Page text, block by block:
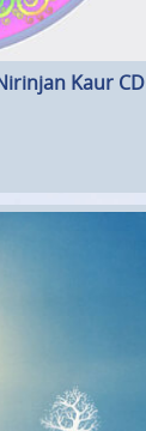
Kaur CD